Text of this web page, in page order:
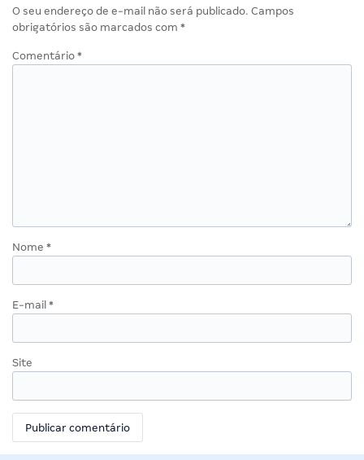
O seu endereço de e-mail não será publicado. Campos
obrigatórios são marcados com *
Comentário *
Nome *
E-mail *
Site